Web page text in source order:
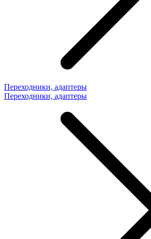
Переходники, адаптеры
Переходники, адаптеры